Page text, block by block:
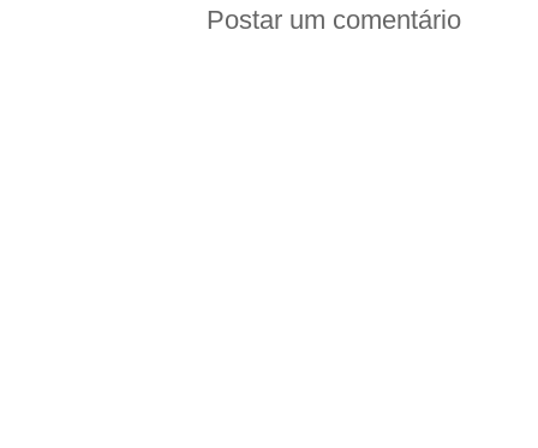
Postar um comentário